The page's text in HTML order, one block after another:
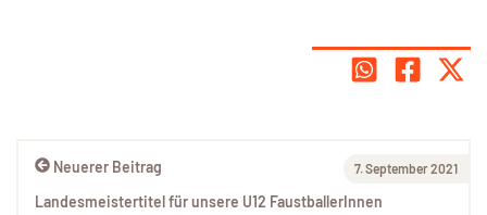
Neuerer Beitrag 7. September 2021
Landesmeistertitel für unsere U12 FaustballerInnen